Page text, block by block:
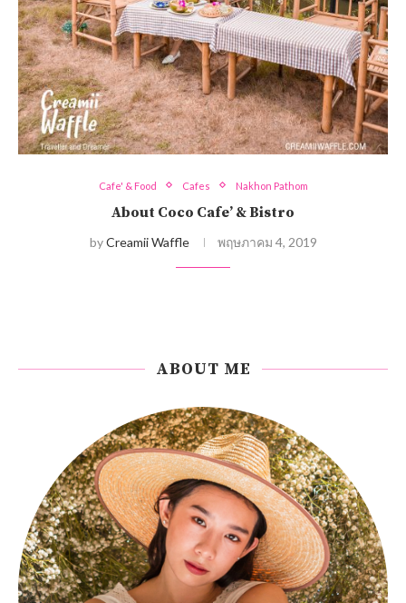
Cafe' & Food Cafes Nakhon Pathom
About Coco Cafe’ & Bistro
byCreamii Waffle พฤษภาคม 4, 2019
ABOUT ME